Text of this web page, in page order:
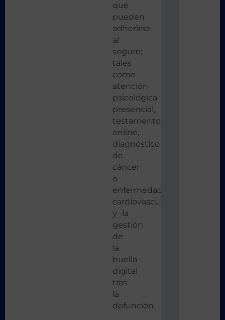
que
pueden
adherirse
al
seguro;
tales
como
atención
psicológica
presencial,
testamento
online,
diagnóstico
de
cáncer
o
enfermedades
cardiovasculares
y la
gestión
de
la
huella
digital
tras
la
defunción.